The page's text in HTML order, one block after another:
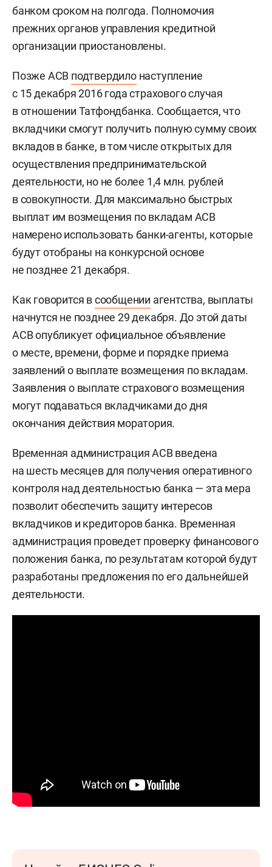
банком сроком на полгода. Полномочия
прежних органов управления кредитной
организации приостановлены.
Позже АСВ подтвердилонаступление
с 15 декабря 2016 года страхового случая
в отношении Татфондбанка. Сообщается, что
вкладчики смогут получить полную сумму своих
вкладов в банке, в том числе открытых для
осуществления предпринимательской
деятельности, но не более 1,4 млн. рублей
в совокупности. Для максимально быстрых
выплат им возмещения по вкладам АСВ
намерено использовать банки-агенты, которые
будут отобраны на конкурсной основе
не позднее 21 декабря.
Как говорится всообщении агентства, выплаты
начнутся не позднее 29 декабря. До этой даты
АСВ опубликует официальное объявление
о месте, времени, форме и порядке приема
заявлений о выплате возмещения по вкладам.
Заявления о выплате страхового возмещения
могут подаваться вкладчиками до дня
окончания действия моратория.
Временная администрация АСВ введена
на шесть месяцев для получения оперативного
контроля над деятельностью банка — эта мера
позволит обеспечить защиту интересов
вкладчиков и кредиторов банка. Временная
администрация проведет проверку финансового
положения банка, по результатам которой будут
разработаны предложения по его дальнейшей
деятельности.